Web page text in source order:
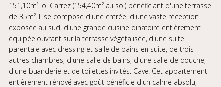
151,10m² loi Carrez (154,40m² au sol) bénéficiant d'une terrasse
de 35m². Il se compose d'une entrée, d'une vaste réception
exposée au sud, d'une grande cuisine dinatoire entièrement
équipée ouvrant sur la terrasse végétalisée, d'une suite
parentale avec dressing et salle de bains en suite, de trois
autres chambres, d'une salle de bains, d'une salle de douche,
d'une buanderie et de toilettes invités. Cave. Cet appartement
entièrement rénové avec goût bénéficie d'un calme absolu,